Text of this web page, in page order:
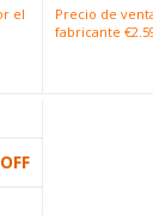
el
Precio de
fabricante
OFF